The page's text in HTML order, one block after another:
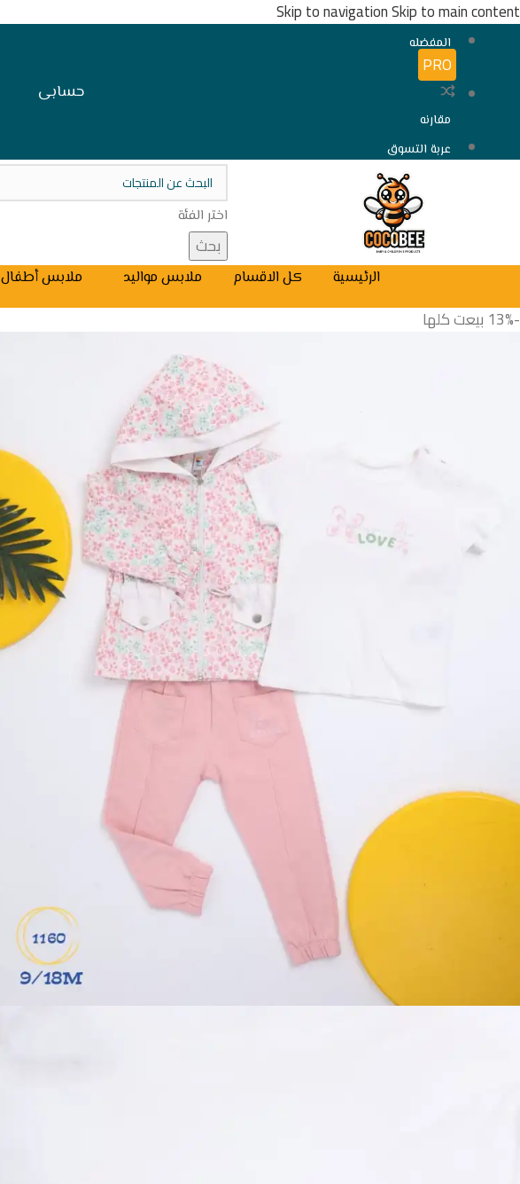
Skip to navigationSkip to main content
المفضله
PRO
مقارنه
عربة التسوق
حسابى
اختر الفئة
بحث
الرئيسية كل الاقسام ملابس مواليد ملابس أطفال
-13% بيعت كلها